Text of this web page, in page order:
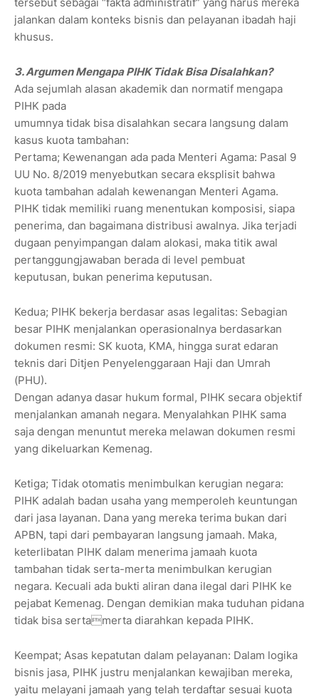
jalankan dalam konteks bisnis dan pelayanan ibadah haji
khusus.
3. Argumen Mengapa PIHK Tidak Bisa Disalahkan?
Ada sejumlah alasan akademik dan normatif mengapa
PIHK pada
umumnya tidak bisa disalahkan secara langsung dalam
kasus kuota tambahan:
Pertama; Kewenangan ada pada Menteri Agama: Pasal 9
UU No. 8/2019 menyebutkan secara eksplisit bahwa
kuota tambahan adalah kewenangan Menteri Agama.
PIHK tidak memiliki ruang menentukan komposisi, siapa
penerima, dan bagaimana distribusi awalnya. Jika terjadi
dugaan penyimpangan dalam alokasi, maka titik awal
pertanggungjawaban berada di level pembuat
keputusan, bukan penerima keputusan.
Kedua; PIHK bekerja berdasar asas legalitas: Sebagian
besar PIHK menjalankan operasionalnya berdasarkan
dokumen resmi: SK kuota, KMA, hingga surat edaran
teknis dari Ditjen Penyelenggaraan Haji dan Umrah
(PHU).
Dengan adanya dasar hukum formal, PIHK secara objektif
menjalankan amanah negara. Menyalahkan PIHK sama
saja dengan menuntut mereka melawan dokumen resmi
yang dikeluarkan Kemenag.
Ketiga; Tidak otomatis menimbulkan kerugian negara:
PIHK adalah badan usaha yang memperoleh keuntungan
dari jasa layanan. Dana yang mereka terima bukan dari
APBN, tapi dari pembayaran langsung jamaah. Maka,
keterlibatan PIHK dalam menerima jamaah kuota
tambahan tidak serta-merta menimbulkan kerugian
negara. Kecuali ada bukti aliran dana ilegal dari PIHK ke
pejabat Kemenag. Dengan demikian maka tuduhan pidana
tidak bisa sertamerta diarahkan kepada PIHK.
Keempat; Asas kepatutan dalam pelayanan: Dalam logika
bisnis jasa, PIHK justru menjalankan kewajiban mereka,
yaitu melayani jamaah yang telah terdaftar sesuai kuota